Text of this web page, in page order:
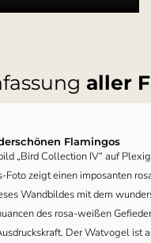
aller
Flamingos
„Bird Collection IV“ auf
zeigt einen imposanten
Wandbildes mit dem
des rosa-weißen
Der Watvogel ist